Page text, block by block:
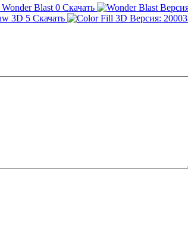
Wonder Blast 0 Скачать
3D 5 Скачать